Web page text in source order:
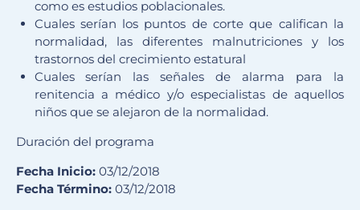
como es estudios poblacionales.
Cuales serían los puntos de corte que califican la
normalidad, las diferentes malnutriciones y los
trastornos del crecimiento estatural
Cuales serían las señales de alarma para la
renitencia a médico y/o especialistas de aquellos
niños que se alejaron de la normalidad.
Duración del programa
Fecha Inicio: 03/12/2018
Fecha Término: 03/12/2018